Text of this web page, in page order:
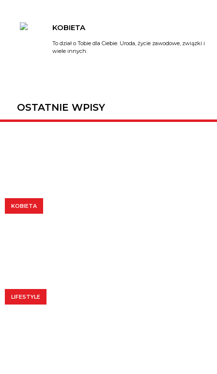
KOBIETA
To dział o Tobie dla Ciebie. Uroda, życie zawodowe, związki i
wiele innych.
OSTATNIE WPISY
KOBIETA
LIFESTYLE